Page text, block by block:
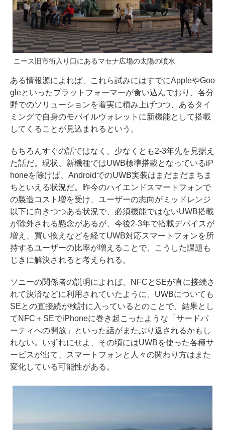
ニース旧市街入り口にあるマセナ広場の太陽の噴水
ある情報源によれば、これら試みにはすでにAppleやGoo
gleといったプラットフォーマーが食い込んでおり、各分
野でのソリューションを着実に積み上げつつ、あるタイ
ミングで自身のモバイルウォレットに新機能として搭載
してくることが見込まれるという。
もちろんすぐの話ではなく、少なくとも2-3年先を見据え
た話だ。現状、新機種ではUWB標準搭載となっているiP
honeを除けば、AndroidでのUWB実装はまだまだまちま
ちといえる状況だ。昨今のハイエンドスマートフォンで
の製造コスト増を受け、ユーザーの志向がミッドレンジ
以下に向きつつある状況で、必須機能ではないUWB搭載
が除外される懸念があるが、今後2-3年で搭載デバイスが
増え、買い換えなどを経てUWB対応スマートフォンを所
持するユーザーの比率が増えることで、こうした課題も
じきに解決されると考えられる。
ソニーの関係者の説明によれば、NFCとSEが直に接続さ
れて決済などに利用されていたように、UWBについても
SEとの直接続が検討に入っているとのことで、結果とし
てNFC＋SEでiPhoneに巻き起こったような「サードパ
ーティへの開放」といった話がまたぶり返されるかもし
れない。いずれにせよ、その頃にはUWBを使った各種サ
ービスが出て、スマートフォンと人々の関わり方はまた
変化している可能性がある。